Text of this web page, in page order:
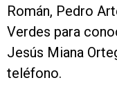
Román, Pedro
Verdes para
Jesús Miana
teléfono.